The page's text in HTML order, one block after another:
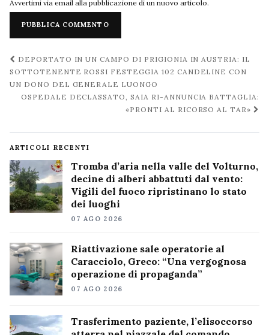
Avvertimi via email alla pubblicazione di un nuovo articolo.
Navigazione
post
DEPORTATO IN UN CAMPO DI PRIGIONIA IN AUSTRIA: IL
SOTTOTENENTE ROSSI FESTEGGIA 102 CANDELINE CON
UN DONO DEL GENERALE LUONGO
OSPEDALE DECLASSATO, SAIA RI-ANNUNCIA BATTAGLIA:
«PRONTI AL RICORSO AL TAR»
ARTICOLI RECENTI
Tromba d’aria nella valle del Volturno,
decine di alberi abbattuti dal vento:
Vigili del fuoco ripristinano lo stato
dei luoghi
07 AGO 2026
Riattivazione sale operatorie al
Caracciolo, Greco: “Una vergognosa
operazione di propaganda”
07 AGO 2026
Trasferimento paziente, l’elisoccorso